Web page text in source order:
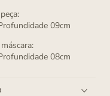
09cm
08cm